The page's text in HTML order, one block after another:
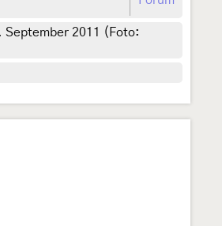
September 2011 (Foto: